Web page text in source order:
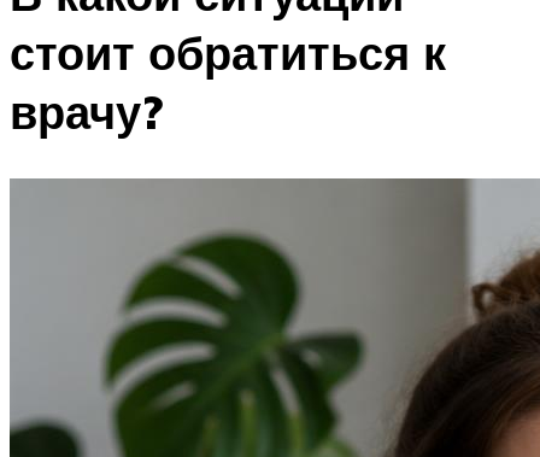
стоит обратиться к
врачу?